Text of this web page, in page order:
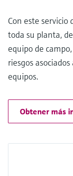
Con este
toda su planta,
equipo de
riesgos
equipos.
Obtener más